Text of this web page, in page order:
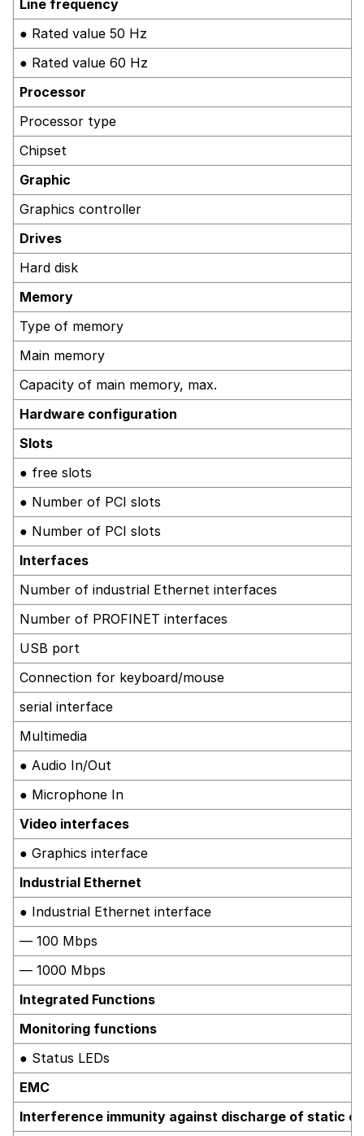
Line frequency
● Rated value 50 Hz
● Rated value 60 Hz
Processor
Processor type
Chipset
Graphic
Graphics controller
Drives
Hard disk
Memory
Type of memory
Main memory
Capacity of main memory, max.
Hardware configuration
Slots
● free slots
● Number of PCI slots
● Number of PCI slots
Interfaces
Number of industrial Ethernet interfaces
Number of PROFINET interfaces
USB port
Connection for keyboard/mouse
serial interface
Multimedia
● Audio In/Out
● Microphone In
Video interfaces
● Graphics interface
Industrial Ethernet
● Industrial Ethernet interface
— 100 Mbps
— 1000 Mbps
Integrated Functions
Monitoring functions
● Status LEDs
EMC
Interference immunity against discharge of static